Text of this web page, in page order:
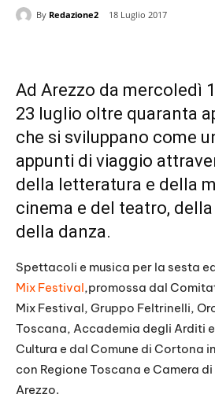
By Redazione2 18 Luglio 2017
Ad Arezzo da mercoledì
23 luglio oltre quaranta
che si sviluppano come
appunti di viaggio
della letteratura e della
cinema e del teatro,
della danza.
Spettacoli e musica per la sesta
Mix Festival,promossa dal
Mix Festival, Gruppo Feltrinelli,
Toscana, Accademia degli Arditi
Cultura e dal Comune di Cortona
con Regione Toscana e Camera
Arezzo.